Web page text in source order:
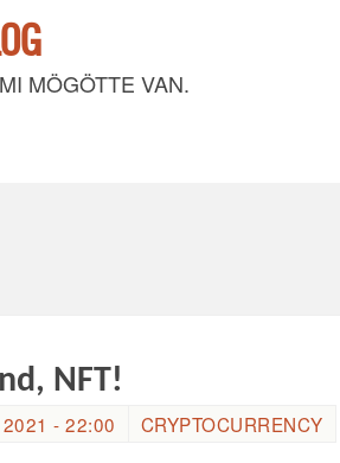
MÖGÖTTE VAN.
NFT!
2021 - 22:00 CRYPTOCURRENCY